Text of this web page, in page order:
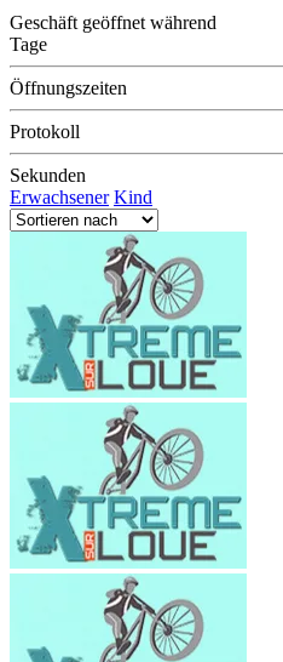
Geschäft geöffnet während
Tage
Öffnungszeiten
Protokoll
Sekunden
Erwachsener Kind